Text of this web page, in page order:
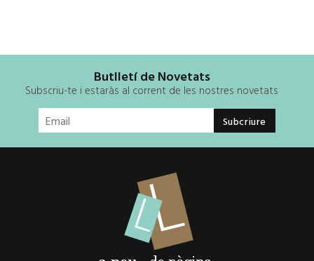
Butlletí de Novetats
Subscriu-te i estaràs al corrent de les nostres novetats